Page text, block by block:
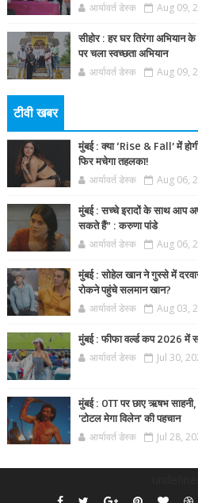
आर्यावर्त डेस्क Aug 09,
सीहोर : हर घर तिरंगा अभियान
पर चला स्वच्छता अभियान
आर्यावर्त डेस्क Aug 09,
टीवी खबर
मुंबई : क्या ‘Rise & Fall’ में
फिर मचेगा तहलका!
आर्यावर्त डेस्क Aug 06,
मुंबई : सच्चे इरादों के साथ आप
सकते हैं” : करुणा पांडे
आर्यावर्त डेस्क Aug 06,
मुंबई : सोहेल खान ने गुस्से में
रोकने पहुंचे सलमान खान?
आर्यावर्त डेस्क Aug 03,
मुंबई : फीफा वर्ल्ड कप 2026 में
आर्यावर्त डेस्क Jul 30,
मुंबई : OTT पर छाए ऋषभ
'टोटल मेगा विलेन' की पहचान
आर्यावर्त डेस्क Jul 28,